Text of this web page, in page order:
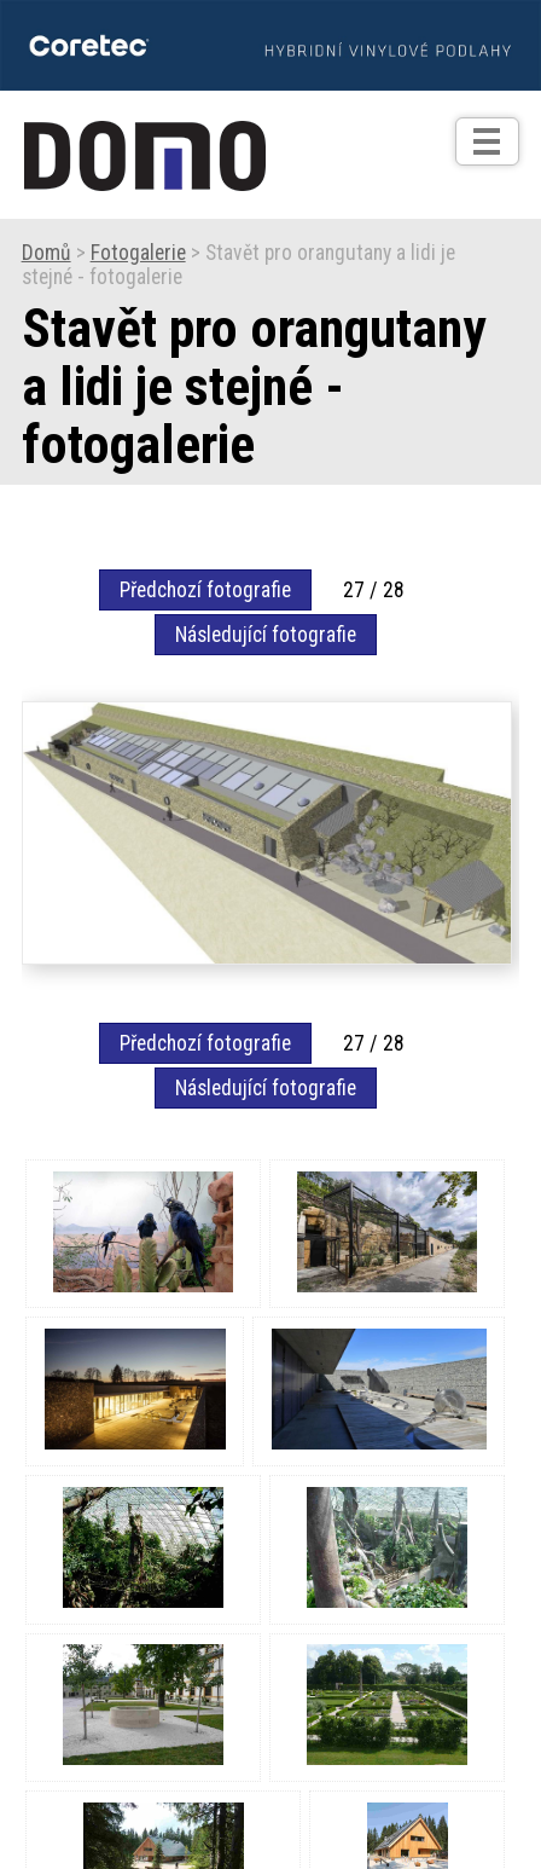
TIPY
Zprávy
Praxe
Fotogalerie
Produkty
Kontakt
Domů > Fotogalerie> Stavět pro orangutany a lidi je
stejné - fotogalerie
Stavět pro orangutany
a lidi je stejné -
fotogalerie
Předchozí fotografie
27 / 28
Následující fotografie
Předchozí fotografie
27 / 28
Následující fotografie